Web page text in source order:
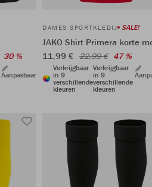
30 %
Aanpasbaar
DAMES SPORTKLEDIJ SALE!
JAKO Shirt Primera korte
11,99 € 22,99 € 47 %
Verkrijgbaar
in 9
verschillende
kleuren
Verkrijgbaar
in 9
verschillende
kleuren